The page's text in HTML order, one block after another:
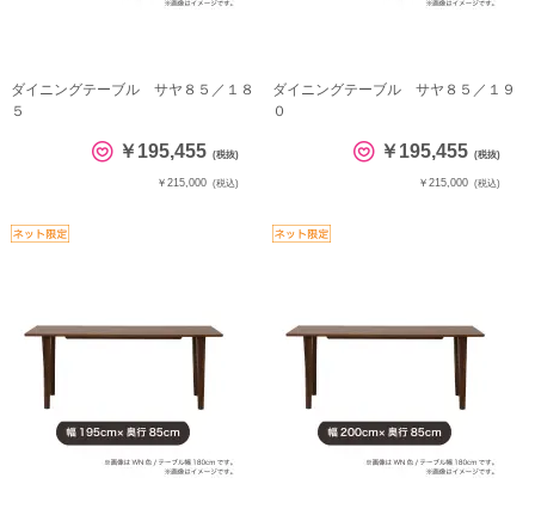
ダイニングテーブル サヤ８５／１８
５
￥195,455 (税抜)
￥215,000 (税込)
ダイニングテーブル サヤ８５／１９
０
￥195,455 (税抜)
￥215,000 (税込)